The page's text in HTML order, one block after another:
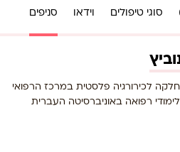
סוגי טיפולים וידאו סניפים
לכירורגיה פלסטית במרכז הרפואי
רפואה באוניברסיטה העברית